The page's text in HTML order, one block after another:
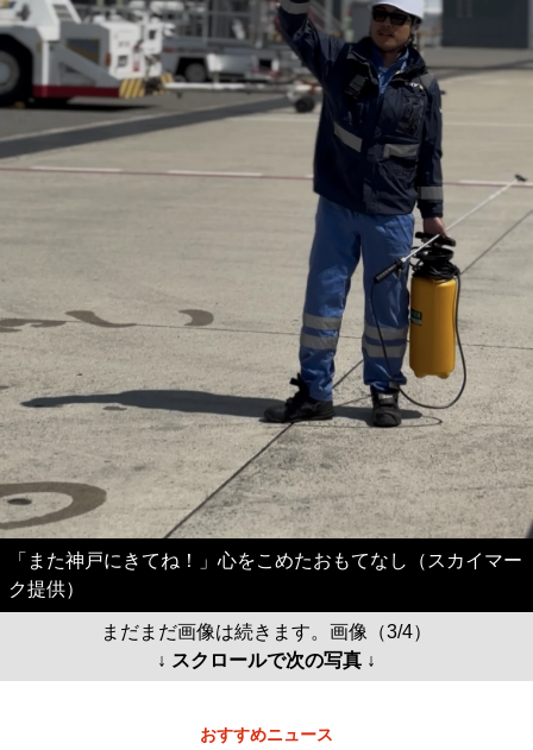
「また神戸にきてね！」心をこめたおもてなし（スカイマー
ク提供）
まだまだ画像は続きます。画像（3/4）
↓ スクロールで次の写真 ↓
おすすめニュース